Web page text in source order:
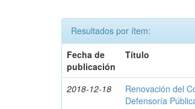
Resultados por ítem:
Fecha de
publicación
Título
2018-12-18
Renovación del
Defensoría